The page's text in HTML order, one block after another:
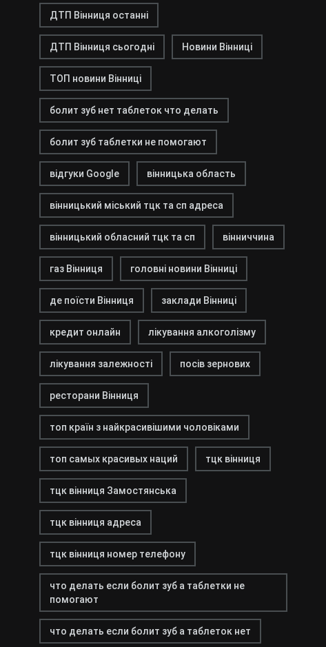
ДТП Вінниця останні
ДТП Вінниця сьогодні Новини Вінниці
ТОП новини Вінниці
болит зуб нет таблеток что делать
болит зуб таблетки не помогают
відгуки Google вінницька область
вінницький міський тцк та сп адреса
вінницький обласний тцк та сп вінниччина
газ Вінниця головні новини Вінниці
де поїсти Вінниця заклади Вінниці
кредит онлайн лікування алкоголізму
лікування залежності посів зернових
ресторани Вінниця
топ країн з найкрасивішими чоловіками
топ самых красивых наций тцк вінниця
тцк вінниця Замостянська
тцк вінниця адреса
тцк вінниця номер телефону
что делать если болит зуб а таблетки не
помогают
что делать если болит зуб а таблеток нет